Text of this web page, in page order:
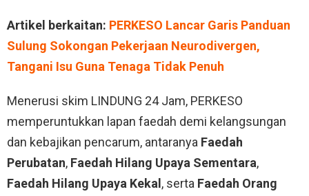
Artikel berkaitan: PERKESO Lancar Garis Panduan
Sulung Sokongan Pekerjaan Neurodivergen,
Tangani Isu Guna Tenaga Tidak Penuh
Menerusi skim LINDUNG 24 Jam, PERKESO
memperuntukkan lapan faedah demi kelangsungan
dan kebajikan pencarum, antaranya Faedah
Perubatan, Faedah Hilang Upaya Sementara,
Faedah Hilang Upaya Kekal , serta Faedah Orang